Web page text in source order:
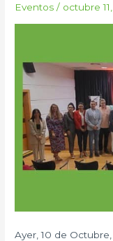
Eventos / octubre
Ayer, 10 de
de
Salud
Mental